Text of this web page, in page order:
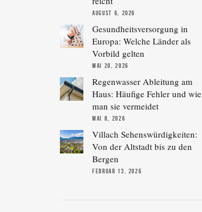
AUGUST 6, 2026
Gesundheitsversorgung in
Europa: Welche Länder als
Vorbild gelten
MAI 20, 2026
Regenwasser Ableitung am
Haus: Häufige Fehler und wie
man sie vermeidet
MAI 8, 2026
Villach Sehenswürdigkeiten:
Von der Altstadt bis zu den
Bergen
FEBRUAR 13, 2026